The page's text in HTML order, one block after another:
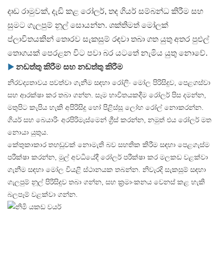
දෘඩ රාමුවක්, දැඩි කළ රෝලර්, තද ගියර් සම්බන්ධ කිරීම සහ
සුමට ගැලපුම් නූල් සොයන්න. ශක්තිමත් මෝලක්
ප්ලාවිතයකින් තොරව සැකසුම් රඳවා තබා ගත යුතු අතර පුළුල්
තොගයක් පෙරළන විට පවා බර යටතේ නැමිය යුතු නොවේ.
▶ නඩත්තු කිරීම සහ නඩත්තු කිරීම
නිරවද්‍යතාවය පවත්වා ගැනීම සඳහා රෝලිං මෝල පිරිසිදුව, පෙළගස්වා
සහ ආරක්ෂා කර තබා ගන්න. සෑම භාවිතයකදීම රෝලර් පිස දමන්න,
මතුපිට කැපිය හැකි අපිරිසිදු හෝ පිළිස්සූ ලෝහ රෝල් නොකරන්න.
ගියර් සහ බෙයාරිං අරපිරිමැස්මෙන් ග්‍රීස් කරන්න, නමුත් එය රෝලර් මත
නොයා යුතුය.
කේතුකාකාර තහඩුවක් නොමැති බව සහතික කිරීම සඳහා පෙළගැස්ම
පරීක්ෂා කරන්න, මුල් අවධියේදී රෝලර් පරීක්ෂා කර මලකඩ වළක්වා
ගැනීම සඳහා මෝල වියළි ස්ථානයක තබන්න. නිවැරදි සැකසුම් සඳහා
ගැලපුම් නූල් පිරිසිදුව තබා ගන්න, සහ ක්‍රමාංකනය වෙනස් කළ හැකි
බලපෑම් වළක්වා ගන්න.